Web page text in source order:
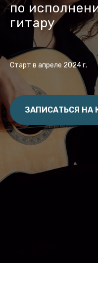
по
гитару
Старт в апреле 2024 г.
ЗАПИСАТЬСЯ НА